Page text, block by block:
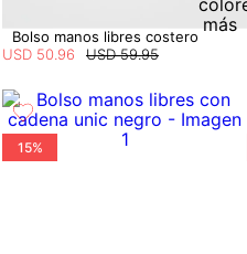
Bolso manos libres costero
USD 59.95
USD 50.96
15%